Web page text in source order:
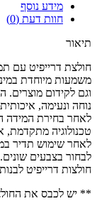
מידע נוסף
חוות דעת (0)
תיאור
חולצת דרייפיט עם
משמעות מיוחדת
וגם לקידום מוצרים.
נוחה ונעימה,
לאחר בחירת המידה
טכנולוגיה
לבחור בצבעים
חולצות דרייפיט
** יש לכבס את